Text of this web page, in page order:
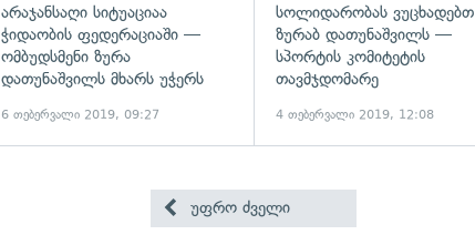
არაჯანსაღი სიტუაციაა
ჭიდაობის ფედერაციაში —
ომბუდსმენი ზურა
დათუნაშვილს მხარს უჭერს
6 თებერვალი 2019, 09:27
სოლიდარობას ვუცხადებთ
ზურაბ დათუნაშვილს —
სპორტის კომიტეტის
თავმჯდომარე
4 თებერვალი 2019, 12:08
უფრო ძველი